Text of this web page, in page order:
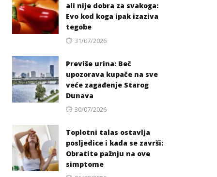
ali nije dobra za svakoga:
Evo kod koga ipak izaziva
tegobe
Posted
31/07/2026
Previše urina: Beč
upozorava kupače na sve
veće zagađenje Starog
Dunava
Posted
30/07/2026
Toplotni talas ostavlja
posljedice i kada se završi:
Obratite pažnju na ove
simptome